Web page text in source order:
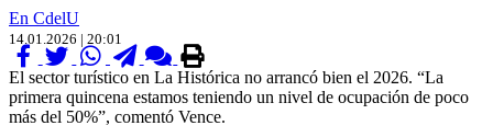
En CdelU
14.01.2026 | 20:01
El sector turístico en La Histórica no arrancó bien el 2026. “La
primera quincena estamos teniendo un nivel de ocupación de poco
más del 50%”, comentó Vence.